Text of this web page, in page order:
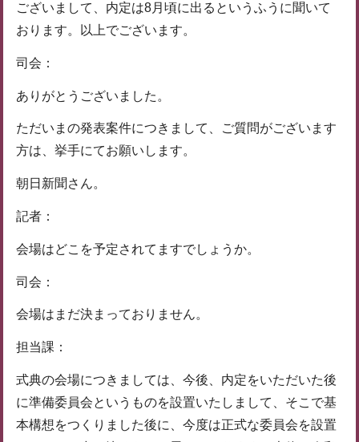
ございまして、内定は8月頃に出るというふうに聞いて
おります。以上でございます。
司会：
ありがとうございました。
ただいまの発表案件につきまして、ご質問がございます
方は、挙手にてお願いします。
朝日新聞さん。
記者：
会場はどこを予定されてますでしょうか。
司会：
会場はまだ決まっておりません。
担当課：
式典の会場につきましては、今後、内定をいただいた後
に準備委員会というものを設置いたしまして、そこで基
本構想をつくりました後に、今度は正式な委員会を設置